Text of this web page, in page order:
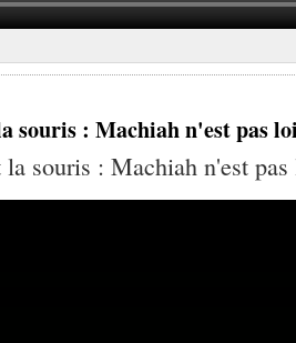
souris : Machiah n'est pas
souris : Machiah n'est